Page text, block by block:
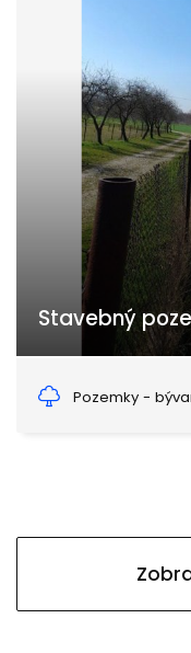
Stavebný
Pozemky -